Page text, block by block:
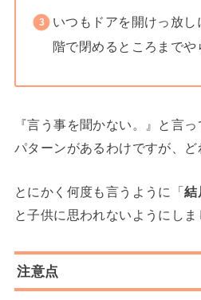
いつもドアを開けっ放
階で閉めるところまでや
『言う事を聞かない。』と言
パターンがあるわけですが、ど
とにかく何度も言うように「結
と子供に思われないようにしま
注意点